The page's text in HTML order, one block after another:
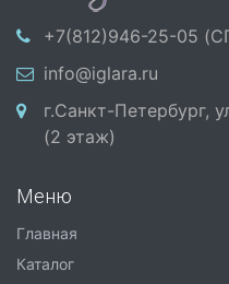
+7(812)946-25-05
info@iglara.ru
г.Санкт-Петербург,
(2 этаж)
Меню
Главная
Каталог